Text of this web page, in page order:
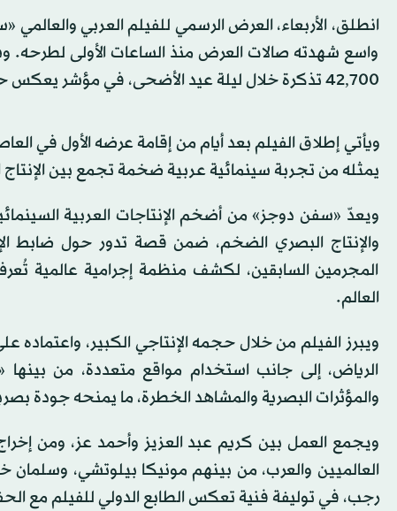
انطلق، الأربعاء، العرض الرسمي للفيلم العربي
واسع شهدته صالات العرض منذ الساعات الأولى
42,700 تذكرة خلال ليلة عيد الأضحى، في مؤشر يعكس حجم الترقب والاهتمام الكبير الذي يحظى به العمل.
ويأتي إطلاق الفيلم بعد أيام من إقامة عرضه الأول في
يمثله من تجربة سينمائية عربية ضخمة تجمع بين الإنتاج
والإنتاج البصري الضخم، ضمن قصة تدور حول ضابط
المجرمين السابقين، لكشف منظمة إجرامية
العالم.
الرياض، إلى جانب استخدام مواقع متعددة، من
والمؤثرات البصرية والمشاهد الخطرة، ما يمنحه جودة
ويجمع العمل بين كريم عبد العزيز وأحمد عز، ومن
العالميين والعرب، من بينهم مونيكا بيلوتشي،
رجب، في توليفة فنية تعكس الطابع الدولي للفيلم مع